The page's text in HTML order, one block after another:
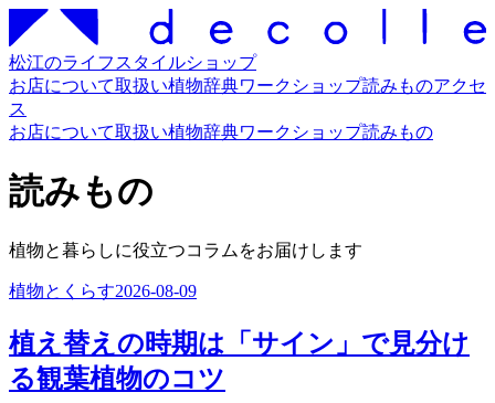
松江のライフスタイルショップ
お店について取扱い植物辞典ワークショップ読みものアクセ
ス
お店について取扱い植物辞典ワークショップ読みもの
読みもの
植物と暮らしに役立つコラムをお届けします
植物とくらす2026-08-09
植え替えの時期は「サイン」で見分け
る観葉植物のコツ